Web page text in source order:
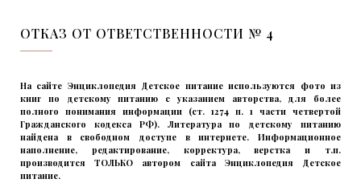
ОТКАЗ ОТ ОТВЕТСТВЕННОСТИ № 4
На сайте Энциклопедия Детское питание используются фото из
книг по детскому питанию с указанием авторства, для более
полного понимания информации (ст. 1274 п. 1 части четвертой
Гражданского кодекса РФ). Литература по детскому питанию
найдена в свободном доступе в интернете. Информационное
наполнение, редактирование, корректура, верстка и т.п.
производится ТОЛЬКО автором сайта Энциклопедия Детское
питание.